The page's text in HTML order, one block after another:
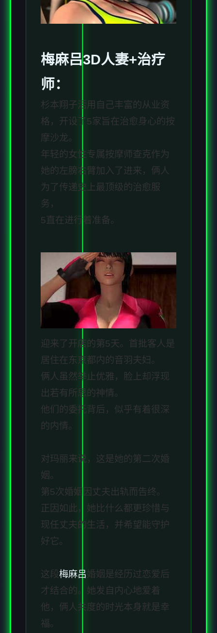
梅麻吕3D人妻+治疗
师：
杉本翔子活用自己丰富的从业资
格，开设了5家旨在治愈身心的按
摩沙龙。
年轻的女性专属按摩师查克作为
她的左膀右臂加入了进来，俩人
为了传递史上最顶级的治愈服
务，
5直在进行着准备。
迎来了开店的第5天。首批客人是
居住在东京都内的音羽夫妇。
俩人虽然举止优雅，脸上却浮现
出若有所思的神情。
他们的委托背后，似乎有着很深
的内情。
对玛丽来说，这是她的第二次婚
姻。
第5次婚姻因丈夫出轨而告终。
正因如此，她比什么都更珍惜与
现任丈夫的生活，并希望能守护
好它。
这段梅麻吕婚姻是经历过恋爱后
才结合的。她发自内心地爱着
他，俩人共度的时光本身就是幸
福。